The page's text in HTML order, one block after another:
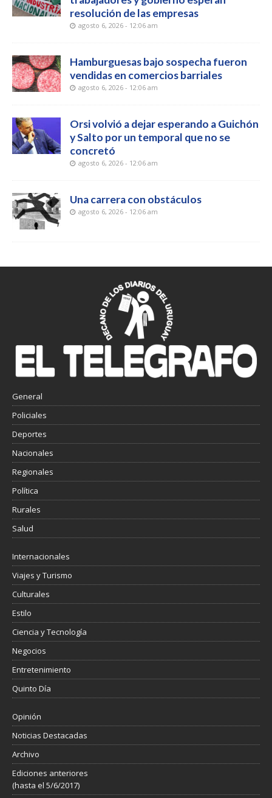
resolución de las empresas
agosto 6, 2026 - 12:06 am
Hamburguesas bajo sospecha fueron
vendidas en comercios barriales
agosto 6, 2026 - 12:06 am
Orsi volvió a dejar esperando a Guichón
y Salto por un temporal que no se
concretó
agosto 6, 2026 - 12:06 am
Una carrera con obstáculos
agosto 6, 2026 - 12:06 am
General
Policiales
Deportes
Nacionales
Regionales
Política
Rurales
Salud
Internacionales
Viajes y Turismo
Culturales
Estilo
Ciencia y Tecnología
Negocios
Entretenimiento
Quinto Día
Opinión
Noticias Destacadas
Archivo
Ediciones anteriores
(hasta el 5/6/2017)